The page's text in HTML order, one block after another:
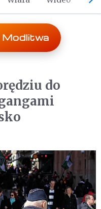
Modlitwa
do